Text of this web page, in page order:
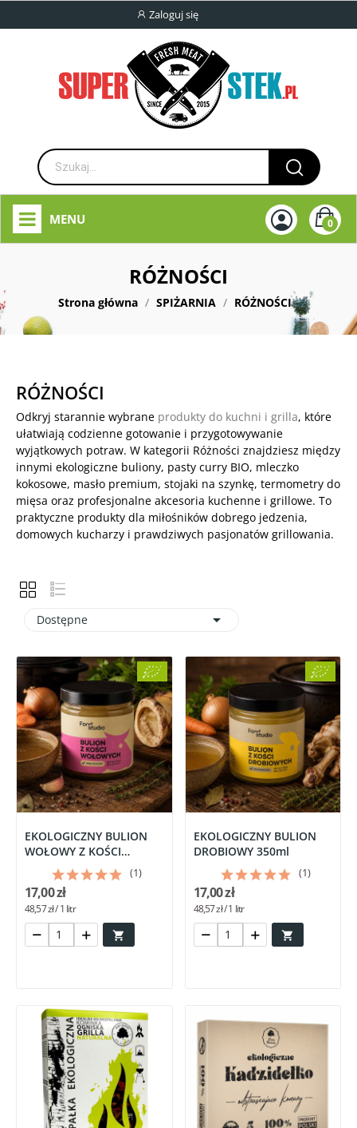
Zaloguj się
0
MENU
RÓŻNOŚCI
Strona główna SPIŻARNIA RÓŻNOŚCI
RÓŻNOŚCI
Odkryj starannie wybrane produkty do kuchni i grilla, które
ułatwiają codzienne gotowanie i przygotowywanie
wyjątkowych potraw. W kategorii Różności znajdziesz między
innymi ekologiczne buliony, pasty curry BIO, mleczko
kokosowe, masło premium, stojaki na szynkę, termometry do
mięsa oraz profesjonalne akcesoria kuchenne i grillowe. To
praktyczne produkty dla miłośników dobrego jedzenia,
domowych kucharzy i prawdziwych pasjonatów grillowania.
Dostępne 
EKOLOGICZNY BULION
WOŁOWY Z KOŚCI
SZPIKOWYCH 350ml(1)

17,00 zł
48,57 zł / 1 litr
EKOLOGICZNY BULION
DROBIOWY 350ml
(1)

17,00 zł
48,57 zł / 1 litr